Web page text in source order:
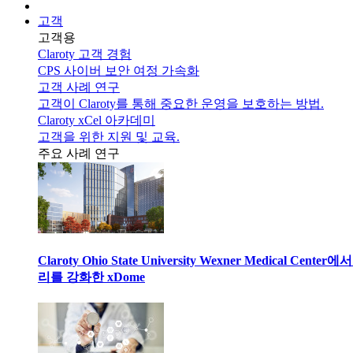
고객
고객용
Claroty 고객 경험
CPS 사이버 보안 여정 가속화
고객 사례 연구
고객이 Claroty를 통해 중요한 운영을 보호하는 방법.
Claroty xCel 아카데미
고객을 위한 지원 및 교육.
주요 사례 연구
Claroty Ohio State University Wexner Medical Center에
리를 강화한 xDome